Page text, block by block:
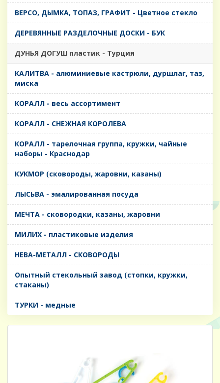
ВЕРСО, ДЫМКА, ТОПАЗ, ГРАФИТ - Цветное стекло
ДЕРЕВЯННЫЕ РАЗДЕЛОЧНЫЕ ДОСКИ - БУК
ДУНЬЯ ДОГУШ пластик - Турция
КАЛИТВА - алюминиевые кастрюли, дуршлаг, таз,
миска
КОРАЛЛ - весь ассортимент
КОРАЛЛ - СНЕЖНАЯ КОРОЛЕВА
КОРАЛЛ - тарелочная группа, кружки, чайные
наборы - Краснодар
КУКМОР (сковороды, жаровни, казаны)
ЛЫСЬВА - эмалированная посуда
МЕЧТА - сковородки, казаны, жаровни
МИЛИХ - пластиковые изделия
НЕВА-МЕТАЛЛ - СКОВОРОДЫ
Опытный стекольный завод (стопки, кружки,
стаканы)
ТУРКИ - медные